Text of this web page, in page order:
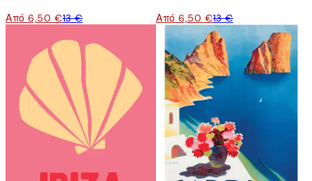
Από 6,50 €13 € Από 6,50 €13 €